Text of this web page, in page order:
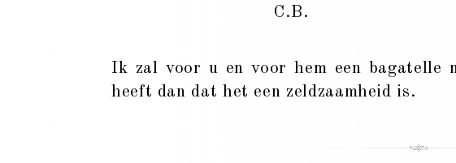
C.B.
Ik zal voor u en voor hem een bagatelle
heeft dan dat het een zeldzaamheid is.